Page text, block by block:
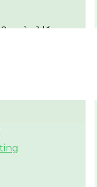
ngày 1 lần